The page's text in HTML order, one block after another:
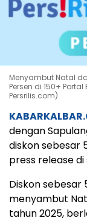
Menyambut Natal
Persen di 150+
Persrilis.com)
dengan
diskon sebesar
press release
Diskon sebesar
menyambut
tahun 2025,